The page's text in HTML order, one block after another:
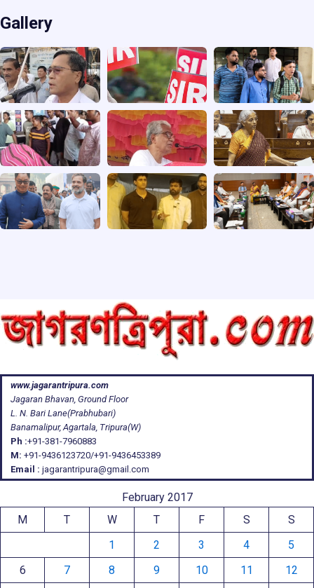
Gallery
www.jagarantripura.com
Jagaran Bhavan, Ground Floor
L. N. Bari Lane(Prabhubari)
Banamalipur, Agartala, Tripura(W)
Ph :+91-381-7960883
M: +91-9436123720/+91-9436453389
Email : jagarantripura@gmail.com
February 2017
M
T W T F S
S
1
2 3 4
5
6
7 8 9 10 11 12